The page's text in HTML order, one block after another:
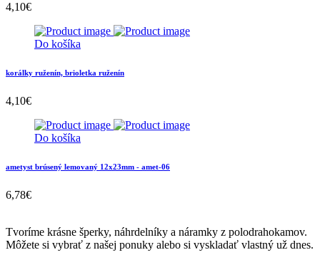
4,10€
Do košíka
korálky ruženín, brioletka ruženín
4,10€
Do košíka
ametyst brúsený lemovaný 12x23mm - amet-06
6,78€
Tvoríme krásne šperky, náhrdelníky a náramky z polodrahokamov.
Môžete si vybrať z našej ponuky alebo si vyskladať vlastný už dnes.